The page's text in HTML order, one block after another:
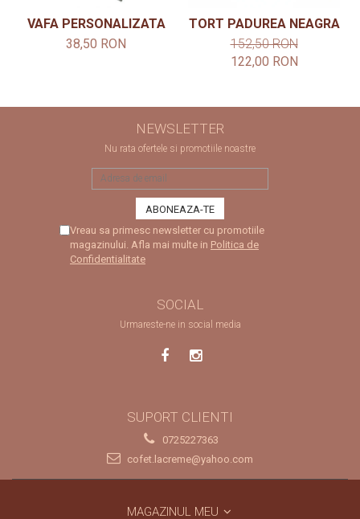
VAFA PERSONALIZATA
38,50 RON
TORT PADUREA NEAGRA
152,50 RON
122,00 RON
NEWSLETTER
Nu rata ofertele si promotiile noastre
Vreau sa primesc newsletter cu promotiile
magazinului. Afla mai multe in Politica de
Confidentialitate
SOCIAL
Urmareste-ne in social media
SUPORT CLIENTI
0725227363
cofet.lacreme@yahoo.com
MAGAZINUL MEU